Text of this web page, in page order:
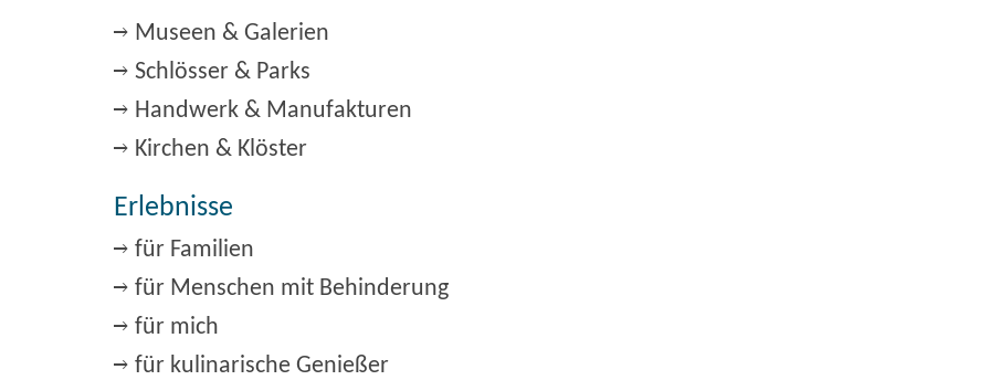
Museen & Galerien
Schlösser & Parks
Handwerk & Manufakturen
Kirchen & Klöster
Erlebnisse
für Familien
für Menschen mit Behinderung
für mich
für kulinarische Genießer